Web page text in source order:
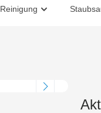
Reinigung